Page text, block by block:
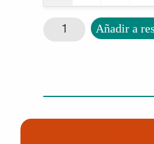
Ajedrez/Parchís/Damas
Añadir a